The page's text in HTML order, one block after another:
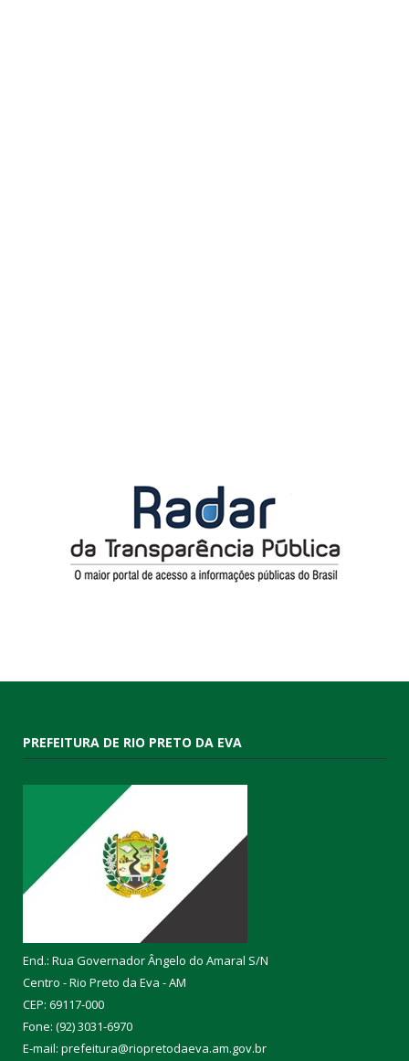
PREFEITURA DE RIO PRETO DA EVA
End.: Rua Governador Ângelo do Amaral S/N
Centro - Rio Preto da Eva - AM
CEP: 69117-000
Fone: (92) 3031-6970
E-mail: prefeitura@riopretodaeva.am.gov.br